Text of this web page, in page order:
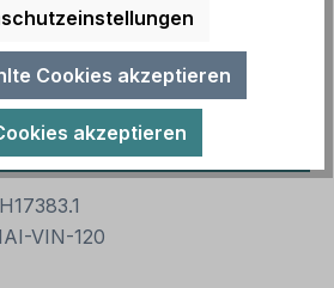
MwSt. zzgl. Versandkosten
abweichende Endpreise möglich.
Gib den
In den Warenkorb
VIN-120
Cookies akzeptieren
akzeptieren